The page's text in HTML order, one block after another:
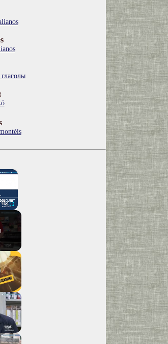
×
Fullscreen